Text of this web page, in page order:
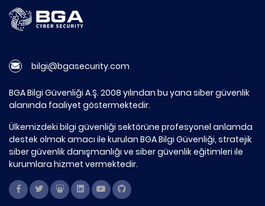
bilgi@bgasecurity.com
BGA Bilgi Güvenliği A.Ş. 2008 yılından bu yana siber güvenlik
alanında faaliyet göstermektedir.
Ülkemizdeki bilgi güvenliği sektörüne profesyonel anlamda
destek olmak amacı ile kurulan BGA Bilgi Güvenliği, stratejik
siber güvenlik danışmanlığı ve siber güvenlik eğitimleri ile
kurumlara hizmet vermektedir.